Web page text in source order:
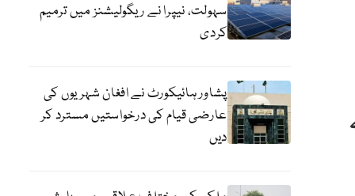
سہولت، نیپرا نے ریگولیشنز میں ترمیم
کردی
پشاور ہائیکورٹ نے افغان شہریوں کی
عارضی قیام کی درخواستیں مسترد کر
دیں